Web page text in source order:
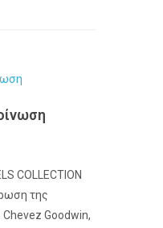
COLLECTION
της
Chevez Goodwin,